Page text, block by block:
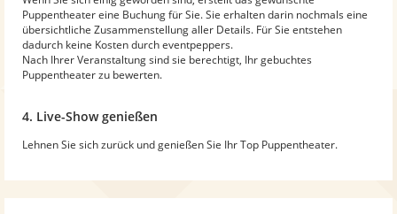
Puppentheater eine Buchung für Sie. Sie erhalten darin nochmals eine
übersichtliche Zusammenstellung aller Details. Für Sie entstehen
dadurch keine Kosten durch eventpeppers.
Nach Ihrer Veranstaltung sind sie berechtigt, Ihr gebuchtes
Puppentheater zu bewerten.
4. Live-Show genießen
Lehnen Sie sich zurück und genießen Sie Ihr Top Puppentheater.